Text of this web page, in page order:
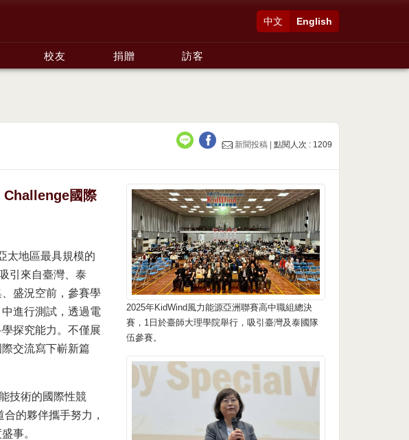
English
中文
校友 捐贈 訪客
新聞投稿 |點閱人次 : 1209
2025年KidWind風力能源亞洲聯賽高中職組總決
賽，1日於臺師大理學院舉行，吸引臺灣及泰國隊
伍參賽。
Challenge國際
太地區最具規模的
引來自臺灣、泰
盛況空前，參賽學
進行測試，透過電
探究能力。不僅展
交流寫下嶄新篇
技術的國際性競
的夥伴攜手努力，
事。